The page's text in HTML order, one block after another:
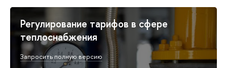
Регулирование тарифов в сфере
теплоснабжения
Запросить полную версию